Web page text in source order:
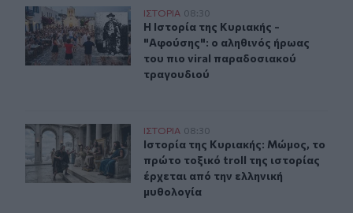
H Ιστορία της Κυριακής - "Αφούσης": ο αληθινός
ΙΣΤΟΡΙΑ 08:30
H Ιστορία της Κυριακής -
H Ιστορία της Κυριακής -
"Αφούσης": ο αληθινός ήρωας
του πιο viral παραδοσιακού
τραγουδιού
Ιστορία της Κυριακής: Μώμος, το πρώτο τοξικό troll της
ΙΣΤΟΡΙΑ 08:30
Ιστορία της Κυριακής: Μώμος, το
Ιστορία της Κυριακής: Μώμος, το
πρώτο τοξικό troll της ιστορίας
έρχεται από την ελληνική
μυθολογία